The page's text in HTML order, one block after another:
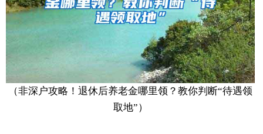
（非深户攻略！退休后养老金哪里领？教你判断“待遇领
取地”）